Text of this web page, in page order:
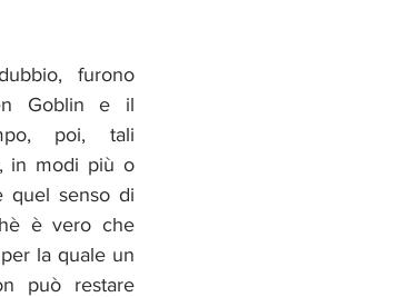
Goblin e il
poi, tali
in modi più o
quel senso di
è vero che
la quale un
può restare